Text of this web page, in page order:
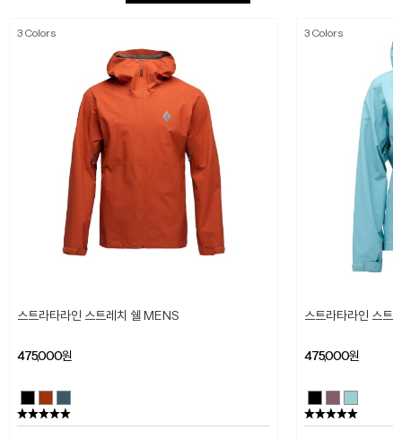
3 Colors
스트라타라인 스트레치 쉘 MENS
475,000원
3 Colors
스트라타라인 스
475,000원